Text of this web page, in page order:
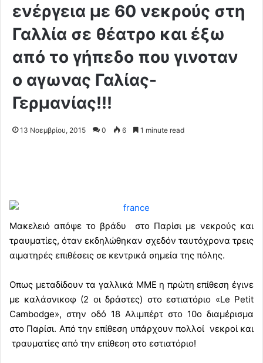
ενέργεια με 60 νεκρούς στη
Γαλλία σε θέατρο και έξω
από το γήπεδο που γινοταν
ο αγωνας Γαλίας-
Γερμανίας!!!
13 Νοεμβρίου, 2015 0 6 1 minute read
Μακελειό απόψε το βράδυ στο Παρίσι με νεκρούς και
τραυματίες, όταν εκδηλώθηκαν σχεδόν ταυτόχρονα τρεις
αιματηρές επιθέσεις σε κεντρικά σημεία της πόλης.
Οπως μεταδίδουν τα γαλλικά ΜΜΕ η πρώτη επίθεση έγινε
με καλάσνικοφ (2 οι δράστες) στο εστιατόριο «Le Petit
Cambodge», στην οδό 18 Αλιμπέρτ στο 10ο διαμέρισμα
στο Παρίσι. Από την επίθεση υπάρχουν πολλοί νεκροί και
τραυματίες από την επίθεση στο εστιατόριο!